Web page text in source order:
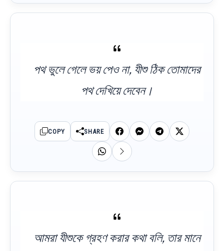
পথ ভুলে গেলে ভয় পেও না, যীশু ঠিক তোমাদের
পথ দেখিয়ে দেবেন।
COPY SHARE
আমরা যীশুকে গ্রহণ করার কথা বলি, তার মানে